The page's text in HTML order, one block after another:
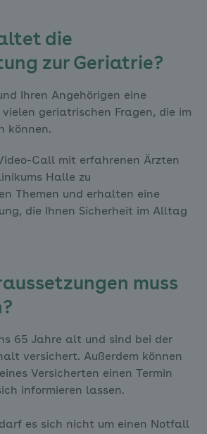
die
zur Geriatrie?
Ihren Angehörigen eine
geriatrischen Fragen, die im
können.
Call mit erfahrenen Ärzten
Halle zu
Themen und erhalten eine
die Ihnen Sicherheit im Alltag
muss
65 Jahre alt und sind bei der
versichert. Außerdem können
Versicherten einen Termin
informieren lassen.
es sich nicht um einen Notfall